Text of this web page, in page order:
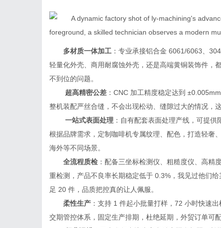
多材质一体加工 ：专业承接铝合金 6061/6063、
轻量化外壳、商用耐腐蚀外壳，还是高端黄铜装饰件，
不到位的问题。
超高精密公差 ：CNC 加工精度稳定达到
整机装配严丝合缝，不会出现松动、缝隙过大的情况，
一站式表面处理 ：自有配套表面处理产线，可提
根据品牌需求，定制咖啡机专属纹理、配色，打造轻奢
海外等不同场景。
全流程质检 ：配备三坐标检测仪、粗糙度仪、高精
重检测，产品不良率长期稳定低于 0.3%，我见过他们
足 20 件，品质把控真的让人佩服。
柔性生产 ：支持 1 件起小批量打样，72 小时快速
交期管控体系，固定生产排期，杜绝延期，外贸订单可